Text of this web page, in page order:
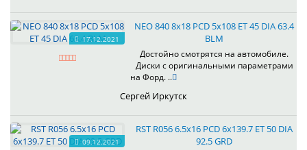
17.12.2021
NEO 840 8x18 PCD 5x108 ET 45 DIA 63.4
BLM
Достойно смотрятся на автомобиле.
Диски с оригинальными параметрами
на Форд. ..
Сергей Иркутск
09.12.2021
RST R056 6.5x16 PCD 6x139.7 ET 50 DIA
92.5 GRD